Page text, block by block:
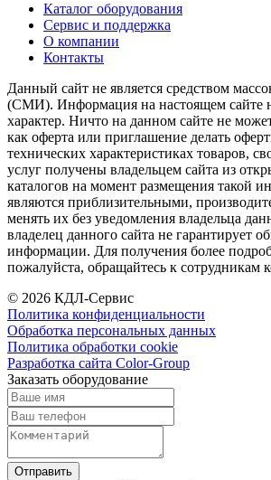
Каталог оборудования
Сервис и поддержка
О компании
Контакты
Данный сайт не является средством
(СМИ). Информация на настоящем сайте
характер. Ничто на данном сайте не
как оферта или приглашение делать
технических характеристиках товаров,
услуг получены владельцем сайта из
каталогов на момент размещения такой
являются приблизительными,
менять их без уведомления владельца
владелец данного сайта не гарантирует
информации. Для получения более
пожалуйста, обращайтесь к сотрудникам
© 2026 КДЛ-Сервис
Политика конфиденциальности
Обработка персональных данных
Политика обработки cookie
Разработка сайта Color-Group
Заказать оборудование
Отправить